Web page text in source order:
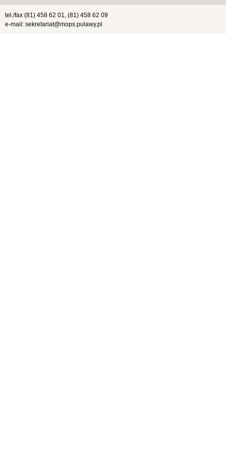
tel./fax (81) 458 62 01, (81) 458 62 09
e-mail: sekretariat@mops.pulawy.pl